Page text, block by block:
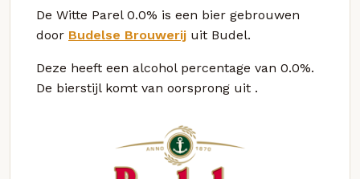
De Witte Parel 0.0% is een bier gebrouwen
door Budelse Brouwerij uit Budel.
Deze heeft een alcohol percentage van 0.0%.
De bierstijl komt van oorsprong uit .